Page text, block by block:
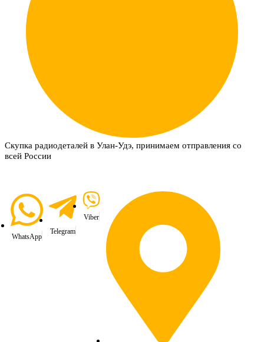
Скупка радиодеталей в Улан-Удэ, принимаем отправления со
всей России
WhatsApp
Telegram
Viber